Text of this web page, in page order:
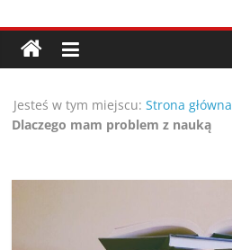
do
treści
Porady,
wskazówki
oraz
ciekawe
Jesteś w tym miejscu: Strona główna
Dlaczego mam problem z nauką